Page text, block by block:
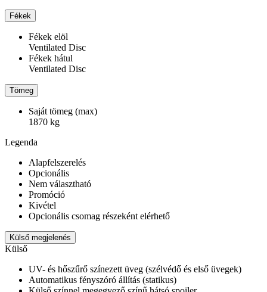
Fékek
Fékek elöl
Ventilated Disc
Fékek hátul
Ventilated Disc
Tömeg
Saját tömeg (max)
1870 kg
Legenda
Alapfelszerelés
Opcionális
Nem választható
Promóció
Kivétel
Opcionális csomag részeként elérhető
Külső megjelenés
Külső
UV- és hőszűrő színezett üveg (szélvédő és első üvegek)
Automatikus fényszóró állítás (statikus)